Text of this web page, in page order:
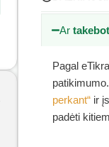
Ar
Pagal
perkant“ ir
padėti